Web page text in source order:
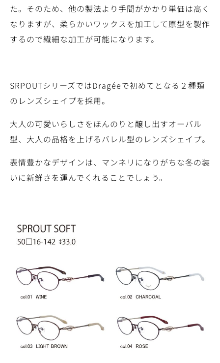
た。そのため、他の製法より手間がかかり単価は高く
なりますが、柔らかいワックスを加工して原型を製作
するので繊細な加工が可能になります。
SRPOUTシリーズではDragéeで初めてとなる２種類
のレンズシェイプを採用。
大人の可愛いらしさをほんのりと醸し出すオーバル
型、大人の品格を上げるバレル型のレンズシェイプ。
表情豊かなデザインは、マンネリになりがちな冬の装
いに新鮮さを運んでくれることでしょう。